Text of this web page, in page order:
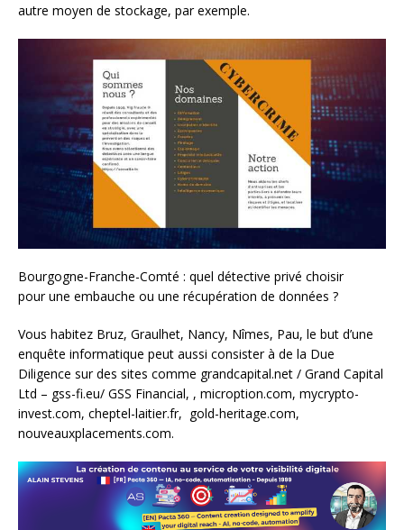
autre moyen de stockage, par exemple.
Bourgogne-Franche-Comté : quel détective privé choisir
pour une embauche ou une récupération de données ?
Vous habitez Bruz, Graulhet, Nancy, Nîmes, Pau, le but d’une
enquête informatique peut aussi consister à de la Due
Diligence sur des sites comme grandcapital.net / Grand Capital
Ltd – gss-fi.eu/ GSS Financial, , microption.com, mycrypto-
invest.com, cheptel-laitier.fr, gold-heritage.com,
nouveauxplacements.com.